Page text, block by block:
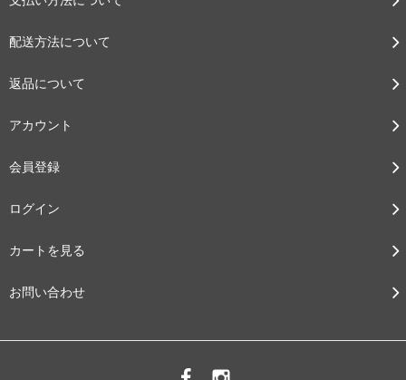
配送方法について
返品について
アカウント
会員登録
ログイン
カートを見る
お問い合わせ